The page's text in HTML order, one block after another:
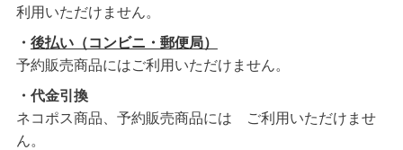
利用いただけません。
・ 後払い（コンビニ・郵便局）
予約販売商品にはご利用いただけません。
・代金引換
ネコポス商品、予約販売商品には ご利用いただけませ
ん。